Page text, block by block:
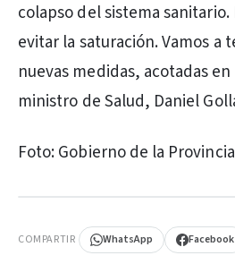
colapso del sistema
evitar la saturación. Vamos a
nuevas medidas, acotadas
ministro de Salud, Daniel
Foto: Gobierno de la
COMPARTIR WhatsApp Facebook